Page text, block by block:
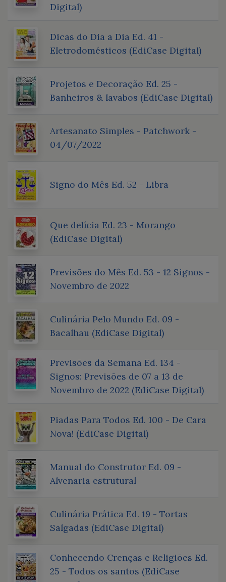
Digital)
Dicas do Dia a Dia Ed. 41 -
Eletrodomésticos (EdiCase Digital)
Projetos e Decoração Ed. 25 -
Banheiros & lavabos (EdiCase Digital)
Artesanato Simples - Patchwork -
04/07/2022
Signo do Mês Ed. 52 - Libra
Que delícia Ed. 23 - Morango
(EdiCase Digital)
Previsões do Mês Ed. 53 - 12 Signos -
Novembro de 2022
Culinária Pelo Mundo Ed. 09 -
Bacalhau (EdiCase Digital)
Previsões da Semana Ed. 134 -
Signos: Previsões de 07 a 13 de
Novembro de 2022 (EdiCase Digital)
Piadas Para Todos Ed. 100 - De Cara
Nova! (EdiCase Digital)
Manual do Construtor Ed. 09 -
Alvenaria estrutural
Culinária Prática Ed. 19 - Tortas
Salgadas (EdiCase Digital)
Conhecendo Crenças e Religiões Ed.
25 - Todos os santos (EdiCase